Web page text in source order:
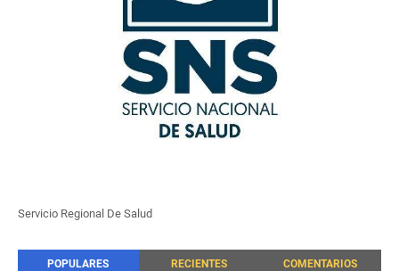
Servicio Regional De Salud
POPULARES RECIENTES COMENTARIOS